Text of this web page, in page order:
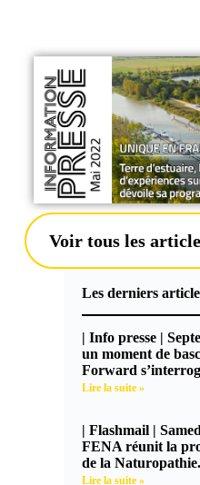
Voir tous les
Les derniers
| Info presse |
un moment de
Forward
Lire la suite »
| Flashmail |
FENA réunit la
de la Naturopathie.
Lire la suite »